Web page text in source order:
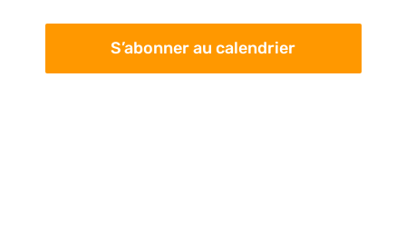
S’abonner au calendrier